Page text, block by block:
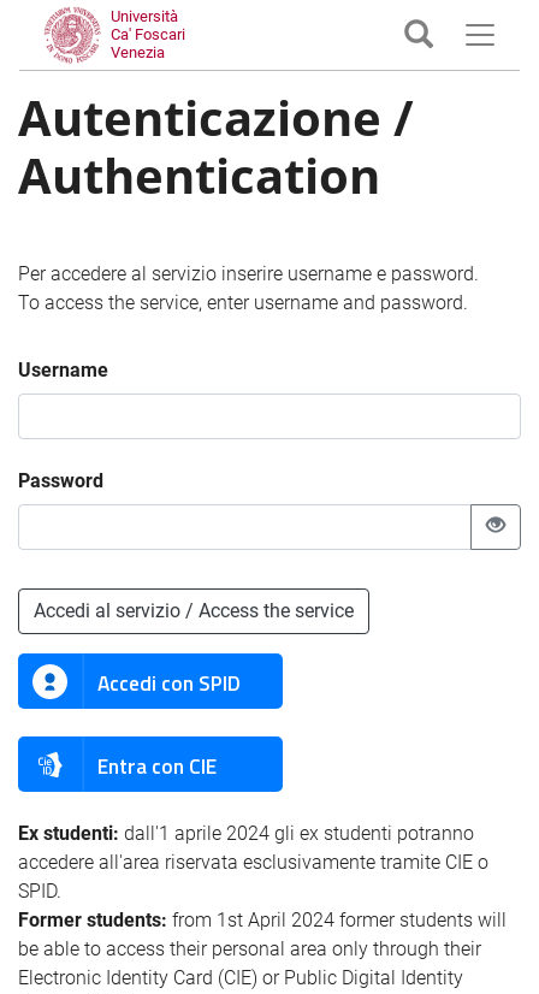
Università
Ca' Foscari
Venezia
Autenticazione /
Authentication
Per accedere al servizio inserire username e password.
To access the service, enter username and password.
Username
Password
Accedi al servizio / Access the service
Accedi con SPID
Entra con CIE
Ex studenti: dall'1 aprile 2024 gli ex studenti potranno
accedere all'area riservata esclusivamente tramite CIE o
SPID.
Former students: from 1st April 2024 former students will
be able to access their personal area only through their
Electronic Identity Card (CIE) or Public Digital Identity